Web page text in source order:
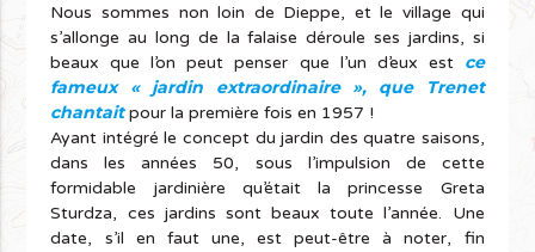
Nous sommes non loin de Dieppe, et le village qui
s’allonge au long de la falaise déroule ses jardins, si
beaux que l’on peut penser que l’un d’eux est ce
fameux « jardin extraordinaire », que Trenet
chantaitpour la première fois en 1957 !
Ayant intégré le concept du jardin des quatre saisons,
dans les années 50, sous l’impulsion de cette
formidable jardinière qu’était la princesse Greta
Sturdza, ces jardins sont beaux toute l’année. Une
date, s’il en faut une, est peut-être à noter, fin